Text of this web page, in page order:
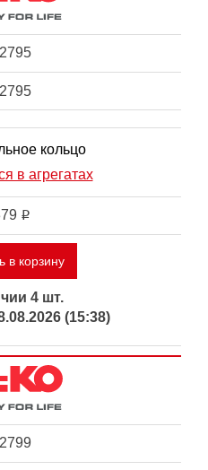
кольцо
в агрегатах
i
в корзину
4 шт.
(15:38)